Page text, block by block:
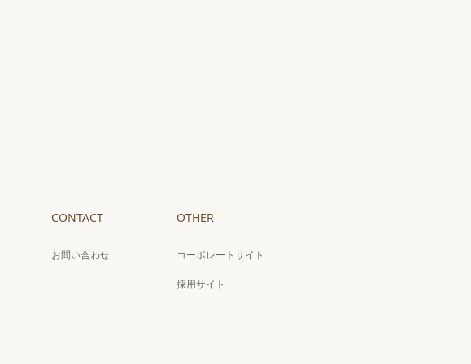
CONTACT
お問い合わせ
OTHER
コーポレートサイト
採用サイト